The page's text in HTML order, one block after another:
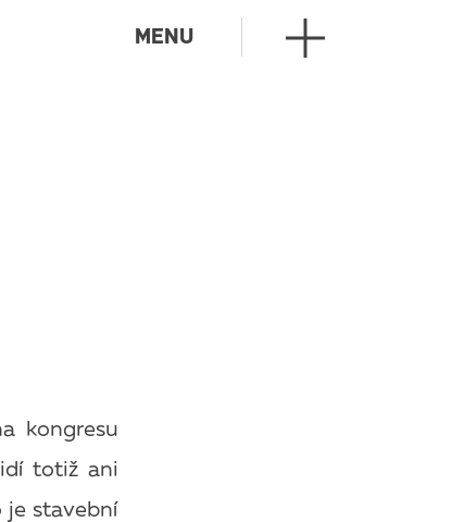
MENU
kongresu
totiž ani
je stavební